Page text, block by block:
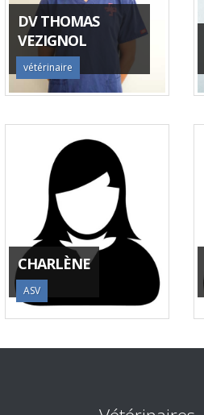
DV THOMAS
VEZIGNOL
vétérinaire
CHARLÈNE
ASV